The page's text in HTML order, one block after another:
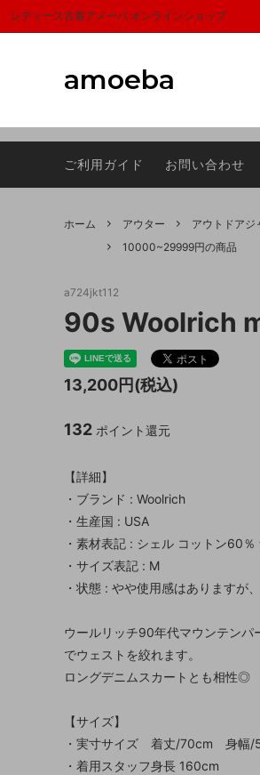
レディース古着アメーバ オンラインショップ
amoeba
スカーフ
Sheeps(シープス）
ェ)
ご利用ガイド お問い合わせ
ホーム アウター
アウトドアジ
10000~29999円の商品
a724jkt112
90s Woolrich
13,200円(税込)
132 ポイント還元
【詳細】
・ブランド : Woolrich
・生産国 : USA
・素材表記 : シェル コットン60
・サイズ表記 : M
・状態 : やや使用感はありますが
ウールリッチ90年代マウンテン
でウェストを絞れます。
ロングデニムスカートとも相性◎
【サイズ】
・実寸サイズ 着丈/70cm 身幅/
・着用スタッフ身長 160cm